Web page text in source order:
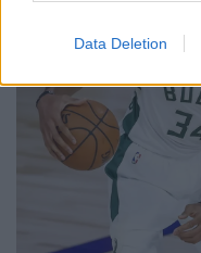
Data Deletion